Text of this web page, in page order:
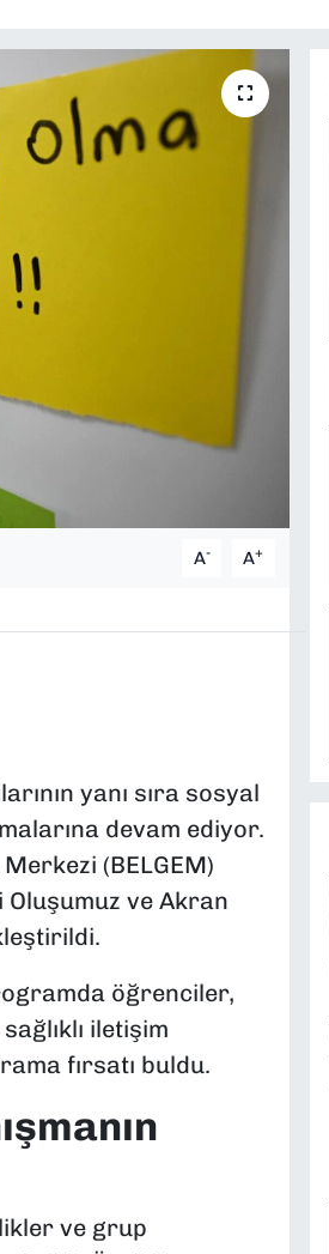
A- A+
yanı sıra sosyal
devam ediyor.
(BELGEM)
Oluşumuz ve Akran
öğrenciler,
iletişim
fırsatı buldu.
ve grup